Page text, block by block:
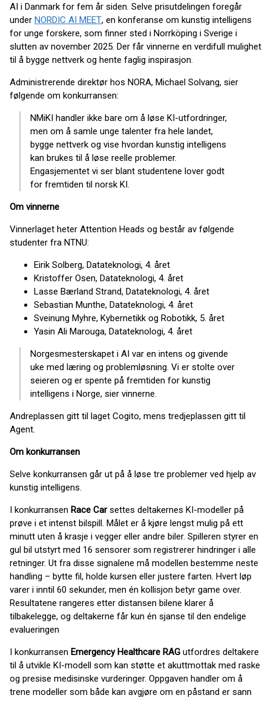
AI i Danmark for fem år siden. Selve prisutdelingen foregår
under NORDIC AI MEET, en konferanse om kunstig intelligens
for unge forskere, som finner sted i Norrköping i Sverige i
slutten av november 2025. Der får vinnerne en verdifull mulighet
til å bygge nettverk og hente faglig inspirasjon.
Administrerende direktør hos NORA, Michael Solvang, sier
følgende om konkurransen:
NMiKI handler ikke bare om å løse KI-utfordringer,
men om å samle unge talenter fra hele landet,
bygge nettverk og vise hvordan kunstig intelligens
kan brukes til å løse reelle problemer.
Engasjementet vi ser blant studentene lover godt
for fremtiden til norsk KI.
Om vinnerne
Vinnerlaget heter Attention Heads og består av følgende
studenter fra NTNU:
Eirik Solberg, Datateknologi, 4. året
Kristoffer Osen, Datateknologi, 4. året
Lasse Bærland Strand, Datateknologi, 4. året
Sebastian Munthe, Datateknologi, 4. året
Sveinung Myhre, Kybernetikk og Robotikk, 5. året
Yasin Ali Marouga, Datateknologi, 4. året
Norgesmesterskapet i AI var en intens og givende
uke med læring og problemløsning. Vi er stolte over
seieren og er spente på fremtiden for kunstig
intelligens i Norge, sier vinnerne.
Andreplassen gitt til laget Cogito, mens tredjeplassen gitt til
Agent.
Om konkurransen
Selve konkurransen går ut på å løse tre problemer ved hjelp av
kunstig intelligens.
I konkurransen Race Carsettes deltakernes KI-modeller på
prøve i et intenst bilspill. Målet er å kjøre lengst mulig på ett
minutt uten å krasje i vegger eller andre biler. Spilleren styrer en
gul bil utstyrt med 16 sensorer som registrerer hindringer i alle
retninger. Ut fra disse signalene må modellen bestemme neste
handling – bytte fil, holde kursen eller justere farten. Hvert løp
varer i inntil 60 sekunder, men én kollisjon betyr game over.
Resultatene rangeres etter distansen bilene klarer å
tilbakelegge, og deltakerne får kun én sjanse til den endelige
evalueringen
I konkurransen Emergency Healthcare RAG utfordres deltakere
til å utvikle KI-modell som kan støtte et akuttmottak med raske
og presise medisinske vurderinger. Oppgaven handler om å
trene modeller som både kan avgjøre om en påstand er sann